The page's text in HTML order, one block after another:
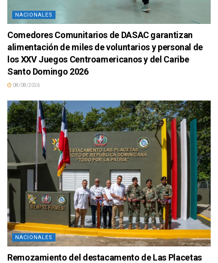
NACIONALES
Comedores Comunitarios de DASAC garantizan
alimentación de miles de voluntarios y personal de
los XXV Juegos Centroamericanos y del Caribe
Santo Domingo 2026
08/08/2026
NACIONALES
Remozamiento del destacamento de Las Placetas